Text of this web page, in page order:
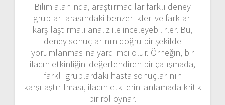
Bilim alanında, araştırmacılar farklı deney
grupları arasındaki benzerlikleri ve farkları
karşılaştırmalı analiz ile inceleyebilirler. Bu,
deney sonuçlarının doğru bir şekilde
yorumlanmasına yardımcı olur. Örneğin, bir
ilacın etkinliğini değerlendiren bir çalışmada,
farklı gruplardaki hasta sonuçlarının
karşılaştırılması, ilacın etkilerini anlamada kritik
bir rol oynar.